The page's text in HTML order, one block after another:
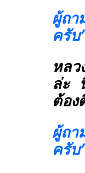
ผู้ถา
ครับ
หล
ล่ะ
ต้อง
ผู้ถา
ครับ